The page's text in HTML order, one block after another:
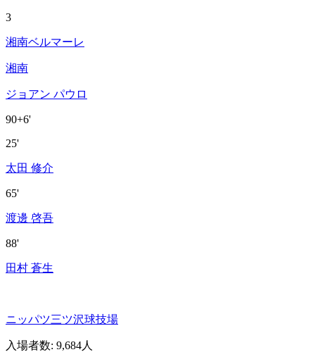
3
湘南ベルマーレ
湘南
ジョアン パウロ
90+6'
25'
太田 修介
65'
渡邊 啓吾
88'
田村 蒼生
ニッパツ三ツ沢球技場
入場者数: 9,684人